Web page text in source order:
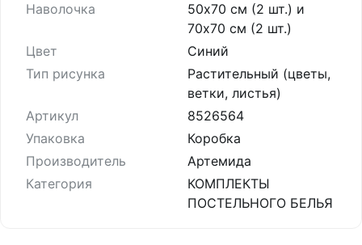
Наволочка
50х70 см (2 шт.) и
70х70 см (2 шт.)
Цвет
Синий
Тип рисунка
Растительный (цветы,
ветки, листья)
Артикул
8526564
Упаковка
Коробка
Производитель
Артемида
Категория
КОМПЛЕКТЫ
ПОСТЕЛЬНОГО БЕЛЬЯ